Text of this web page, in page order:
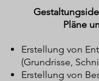
Pläne
Erstellung von
(Grundrisse,
Erstellung von